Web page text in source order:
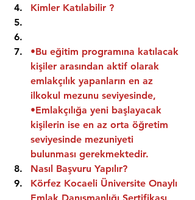
Kimler Katılabilir ?
•Bu eğitim programına katılacak
kişiler arasından aktif olarak
emlakçılık yapanların en az
ilkokul mezunu seviyesinde,
•Emlakçılığa yeni başlayacak
kişilerin ise en az orta öğretim
seviyesinde mezuniyeti
bulunması gerekmektedir.
Nasıl Başvuru Yapılır?
Körfez Kocaeli Üniversite Onaylı